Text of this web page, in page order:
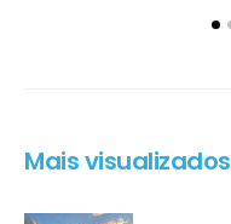
Mais visualizados